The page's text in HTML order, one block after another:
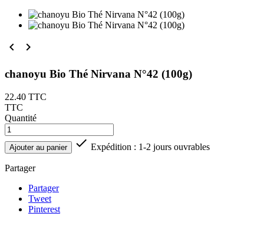
 
chanoyu Bio Thé Nirvana N°42 (100g)
22.40 TTC
TTC
Quantité
Ajouter au panier  Expédition : 1-2 jours ouvrables
Partager
Partager
Tweet
Pinterest